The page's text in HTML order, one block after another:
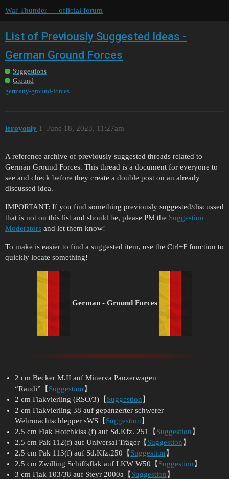
War Thunder — official forum
List of Previously Suggested Ideas -
German Ground Forces
Suggestions
Ground
germany-ground-forces
leroyonly June 18, 2023, 11:27am
1
A reference archive of previously suggested threads related to
German Ground Forces. This thread is a document for everyone to
see and check before they create a double post on an already
discussed idea.
IMPORTANT: If you find something previously suggested/discussed
that is not on this list and should be, please PM the Suggestion
Moderators and let them know!
To make is easier to find a suggested item, use the Ctrl+F function to
quickly locate something!
German - Ground Forces
2 cm Becker M.II auf Minerva Panzerwagen
“Raudi”【 Suggestion 】
2 cm Flakvierling (RSO/3)【 Suggestion 】
2 cm Flakvierling 38 auf gepanzerter schwerer
Wehrmachtschlepper sWS【 Suggestion 】
2.5 cm Flak Hotchkiss (f) auf Sd.Kfz. 251【 Suggestion 】
2.5 cm Pak 112(f) auf Universal Träger【 Suggestion 】
2.5 cm Pak 113(f) auf Sd.Kfz.250【 Suggestion 】
2.5 cm Zwilling Schiffsflak auf LKW W50【 Suggestion 】
3 cm Flak 103/38 auf Steyr 2000a【 Suggestion 】